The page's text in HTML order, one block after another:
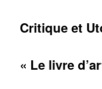
Critique et
« Le livre